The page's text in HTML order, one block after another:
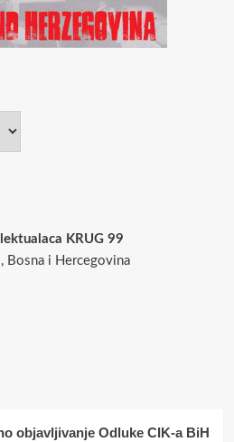
KRUG 99
Bosna i Hercegovina
objavljivanje Odluke CIK-a BiH